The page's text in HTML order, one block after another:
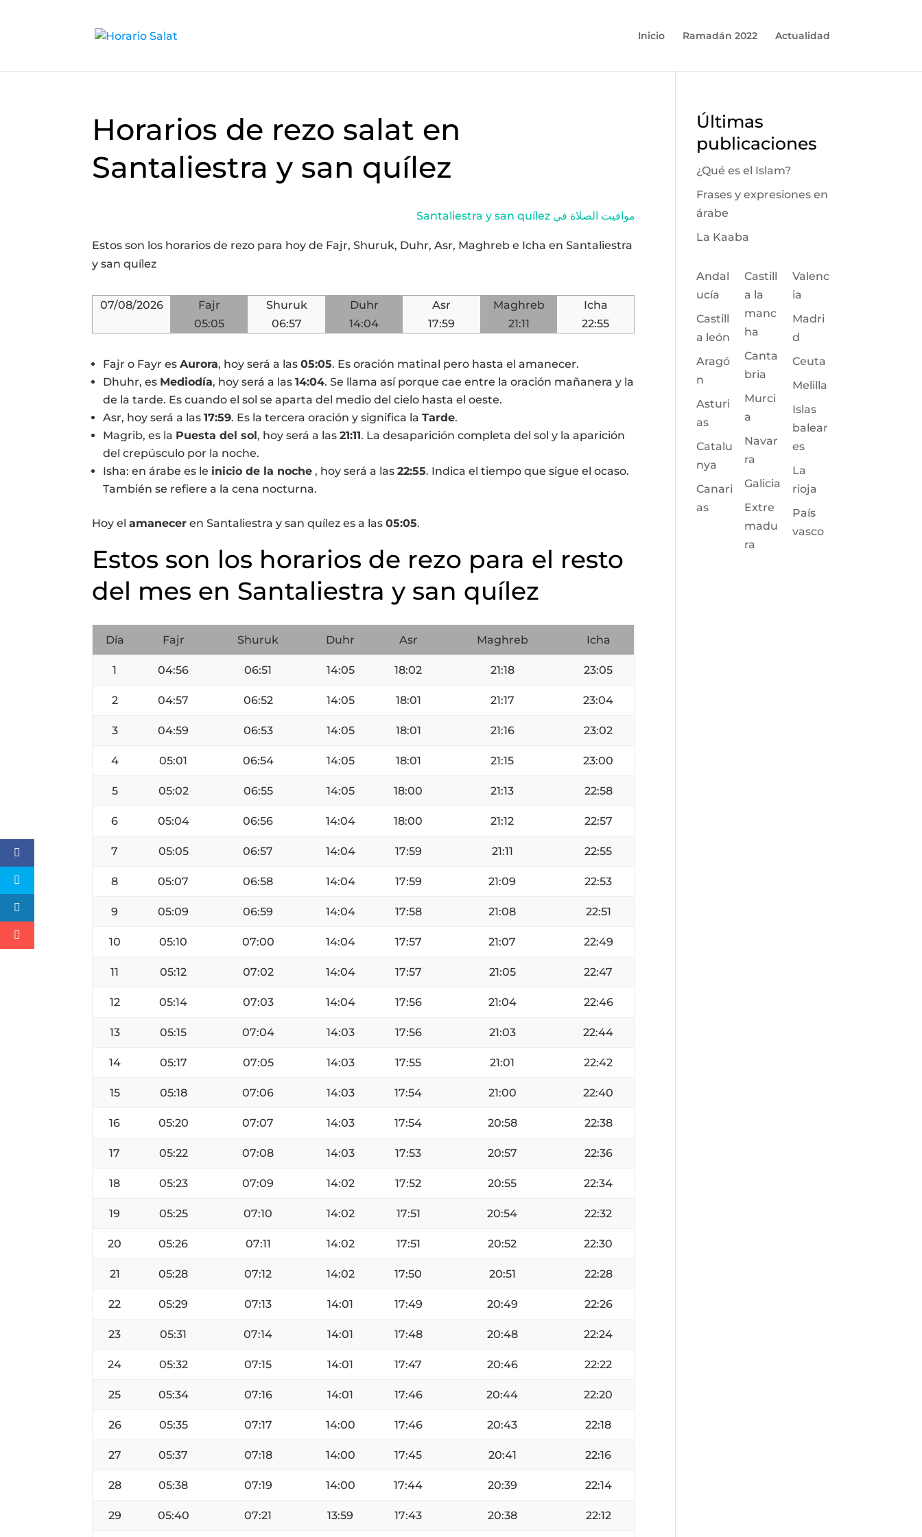
Inicio Ramadán 2022 Actualidad
Horarios de rezo salat en
Santaliestra y san quílez
Santaliestra y san quílez مواقيت الصلاة في
Estos son los horarios de rezo para hoy de Fajr, Shuruk, Duhr, Asr, Maghreb e Icha en Santaliestra
y san quílez
07/08/2026
Fajr
05:05
Shuruk
06:57
Duhr
14:04
Asr
17:59
Maghreb
21:11
Icha
22:55
Fajr o Fayr esAurora, hoy será a las05:05. Es oración matinal pero hasta el amanecer.
Dhuhr, es Mediodía, hoy será a las14:04. Se llama así porque cae entre la oración mañanera y la
de la tarde. Es cuando el sol se aparta del medio del cielo hasta el oeste.
Asr, hoy será a las17:59. Es la tercera oración y significa laTarde.
Magrib, es la Puesta del sol, hoy será a las21:11. La desaparición completa del sol y la aparición
del crepúsculo por la noche.
Isha: en árabe es le inicio de la noche , hoy será a las22:55. Indica el tiempo que sigue el ocaso.
También se refiere a la cena nocturna.
Hoy elamanecer en Santaliestra y san quílez es a las05:05.
Estos son los horarios de rezo para el resto
del mes en Santaliestra y san quílez
Día Fajr Shuruk Duhr Asr Maghreb Icha
1 04:56 06:51 14:05 18:02 21:18 23:05
2 04:57 06:52 14:05 18:01 21:17 23:04
3 04:59 06:53 14:05 18:01 21:16 23:02
4 05:01 06:54 14:05 18:01 21:15 23:00
5 05:02 06:55 14:05 18:00 21:13 22:58
6 05:04 06:56 14:04 18:00 21:12 22:57
7 05:05 06:57 14:04 17:59 21:11 22:55
8 05:07 06:58 14:04 17:59 21:09 22:53
9 05:09 06:59 14:04 17:58 21:08 22:51
10 05:10 07:00 14:04 17:57 21:07 22:49
11 05:12 07:02 14:04 17:57 21:05 22:47
12 05:14 07:03 14:04 17:56 21:04 22:46
13 05:15 07:04 14:03 17:56 21:03 22:44
14 05:17 07:05 14:03 17:55 21:01 22:42
15 05:18 07:06 14:03 17:54 21:00 22:40
16 05:20 07:07 14:03 17:54 20:58 22:38
17 05:22 07:08 14:03 17:53 20:57 22:36
18 05:23 07:09 14:02 17:52 20:55 22:34
19 05:25 07:10 14:02 17:51 20:54 22:32
20 05:26 07:11 14:02 17:51 20:52 22:30
21 05:28 07:12 14:02 17:50 20:51 22:28
22 05:29 07:13 14:01 17:49 20:49 22:26
23 05:31 07:14 14:01 17:48 20:48 22:24
24 05:32 07:15 14:01 17:47 20:46 22:22
25 05:34 07:16 14:01 17:46 20:44 22:20
26 05:35 07:17 14:00 17:46 20:43 22:18
27 05:37 07:18 14:00 17:45 20:41 22:16
28 05:38 07:19 14:00 17:44 20:39 22:14
29 05:40 07:21 13:59 17:43 20:38 22:12
Últimas
publicaciones
¿Qué es el Islam?
Frases y expresiones en
árabe
La Kaaba
Andal
ucía
Castill
a león
Aragó
n
Asturi
as
Catalu
nya
Canari
as
Castill
a la
manc
ha
Canta
bria
Murci
a
Navar
ra
Galicia
Extre
madu
ra
Valenc
ia
Madri
d
Ceuta
Melilla
Islas
balear
es
La
rioja
País
vasco